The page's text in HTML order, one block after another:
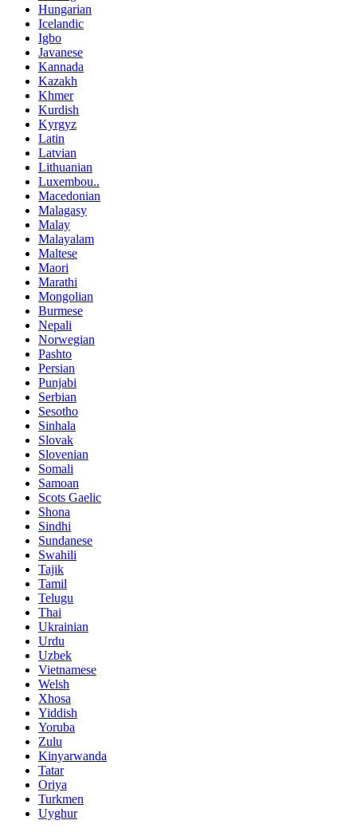
Hungarian
Icelandic
Igbo
Javanese
Kannada
Kazakh
Khmer
Kurdish
Kyrgyz
Latin
Latvian
Lithuanian
Luxembou..
Macedonian
Malagasy
Malay
Malayalam
Maltese
Maori
Marathi
Mongolian
Burmese
Nepali
Norwegian
Pashto
Persian
Punjabi
Serbian
Sesotho
Sinhala
Slovak
Slovenian
Somali
Samoan
Scots Gaelic
Shona
Sindhi
Sundanese
Swahili
Tajik
Tamil
Telugu
Thai
Ukrainian
Urdu
Uzbek
Vietnamese
Welsh
Xhosa
Yiddish
Yoruba
Zulu
Kinyarwanda
Tatar
Oriya
Turkmen
Uyghur